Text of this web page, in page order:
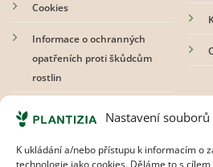
Nastavení souborů
K ukládání a/nebo přístupu k informacím o
Cookies
Informace o ochranných
opatřeních proti škůdcům
rostlin
Přihlaste se k odběru